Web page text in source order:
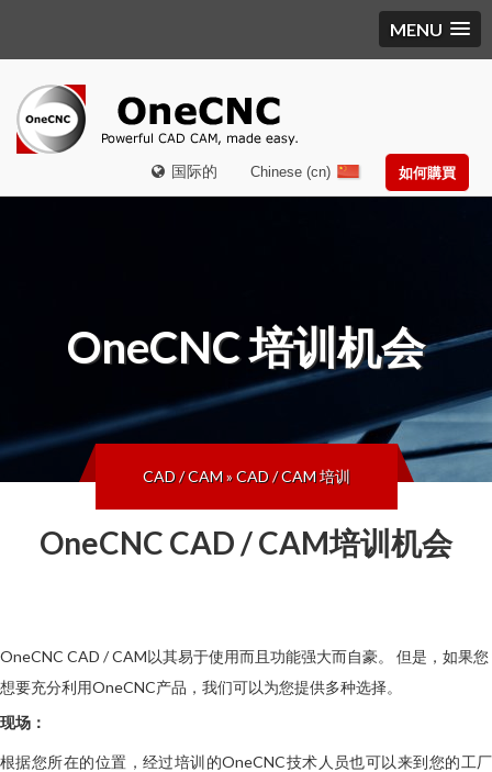
MENU
国际的 如何購買
Chinese (cn)
OneCNC培训机会
CAD / CAM»CAD / CAM 培训
OneCNC CAD / CAM培训机会
OneCNC CAD / CAM以其易于使用而且功能强大而自豪。
但是，如果您
想要充分利用OneCNC产品，我们可以为您提供多种选择。
现场：
根据您所在的位置，经过培训的OneCNC技术人员也可以来到您的工厂